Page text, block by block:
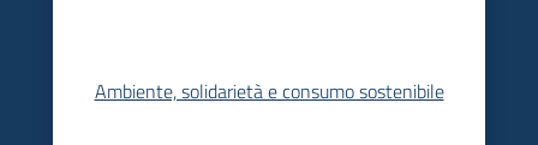
Ambiente, solidarietà e consumo sostenibile